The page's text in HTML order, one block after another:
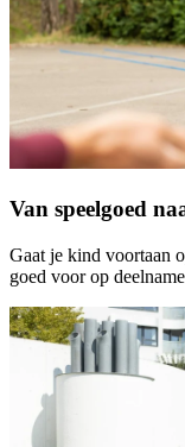
Van speelgoed
Gaat je kind voortaan
goed voor op